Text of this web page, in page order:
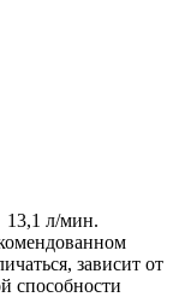
13,1 л/мин.
зависит от
способности